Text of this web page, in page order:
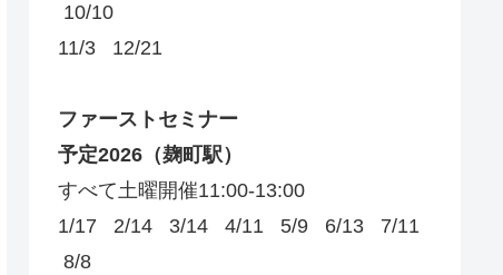
10/10
11/3 12/21
ファーストセミナー
予定2026 （麹町駅）
すべて土曜開催11:00-13:00
1/17 2/14 3/14 4/11 5/9 6/13 7/11
8/8